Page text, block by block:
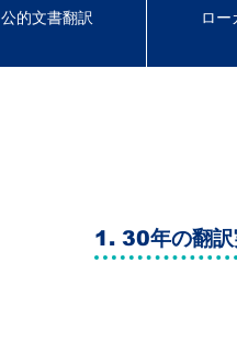
公的文書翻訳 ロー
1. 30年の翻訳